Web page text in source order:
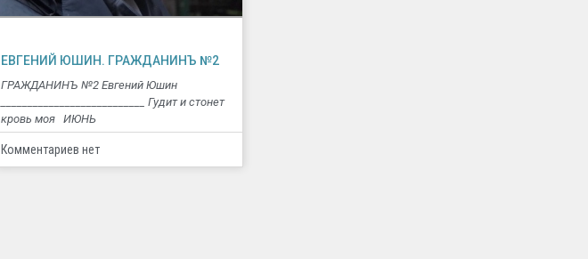
ЕВГЕНИЙ ЮШИН. ГРАЖДАНИНЪ №2
ГРАЖДАНИНЪ №2 Евгений Юшин
___________________________ Гудит и стонет
кровь моя ИЮНЬ
Комментариев нет